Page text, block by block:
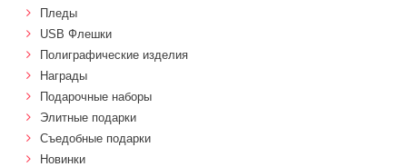
Пледы
USB Флешки
Полиграфические изделия
Награды
Подарочные наборы
Элитные подарки
Cъедобные подарки
Новинки